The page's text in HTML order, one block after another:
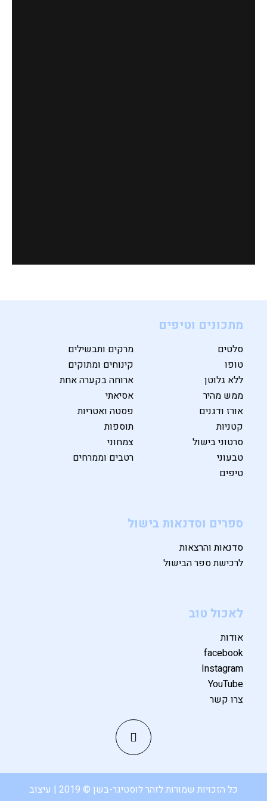
מתכונים וטיפים
סלטים
מרקים ותבשילים
טופו
קינוחים ומתוקים
ללא גלוטן
ארוחה בקערה אחת
ממש מהיר
אסיאתי
אורז ודגנים
פסטה ואטריות
קטניות
תוספות
סרטוני בישול
צמחוני
טבעוני
רטבים וממרחים
טיפים
ספרים וסדנאות בישול
סדנאות והרצאות
לרכישת ספר הבישול
לאכול טוב
אודות
facebook
Instagram
YouTube
צרו קשר
כל הזכויות שמורות לזהר לוסטיגר-בשן © 2019 | עיצוב